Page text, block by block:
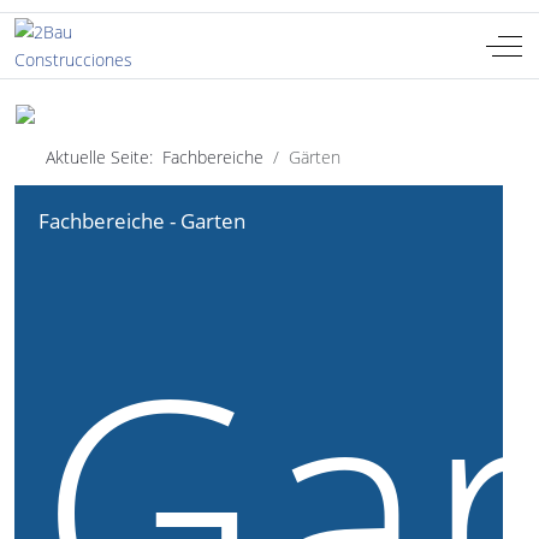
Off-
Aktuelle Seite: Fachbereiche Gärten
Sprache auswählen
Fachbereiche - Garten